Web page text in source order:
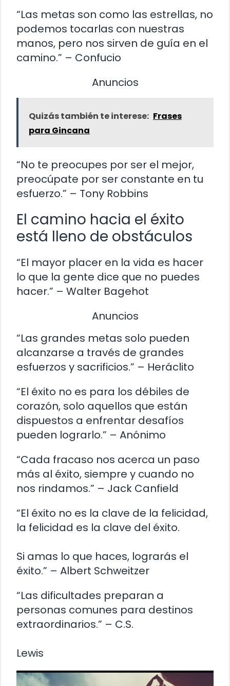
“Las metas son como las estrellas, no
podemos tocarlas con nuestras
manos, pero nos sirven de guía en el
camino.” – Confucio
Anuncios
Quizás también te interese: Frases
para Gincana
“No te preocupes por ser el mejor,
preocúpate por ser constante en tu
esfuerzo.” – Tony Robbins
El camino hacia el éxito
está lleno de obstáculos
“El mayor placer en la vida es hacer
lo que la gente dice que no puedes
hacer.” – Walter Bagehot
Anuncios
“Las grandes metas solo pueden
alcanzarse a través de grandes
esfuerzos y sacrificios.” – Heráclito
“El éxito no es para los débiles de
corazón, solo aquellos que están
dispuestos a enfrentar desafíos
pueden lograrlo.” – Anónimo
“Cada fracaso nos acerca un paso
más al éxito, siempre y cuando no
nos rindamos.” – Jack Canfield
“El éxito no es la clave de la felicidad,
la felicidad es la clave del éxito.
Si amas lo que haces, lograrás el
éxito.” – Albert Schweitzer
“Las dificultades preparan a
personas comunes para destinos
extraordinarios.” – C.S.
Lewis